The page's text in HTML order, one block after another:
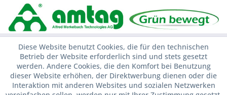
Diese Website benutzt Cookies, die für den technischen
Betrieb der Website erforderlich sind und stets gesetzt
werden. Andere Cookies, die den Komfort bei Benutzung
dieser Website erhöhen, der Direktwerbung dienen oder die
Interaktion mit anderen Websites und sozialen Netzwerken